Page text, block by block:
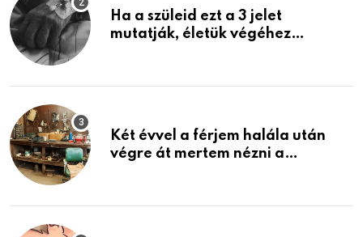
Ha a szüleid ezt a 3 jelet
mutatják, életük végéhez
Két évvel a férjem halála után
végre át mertem nézni a
életemet